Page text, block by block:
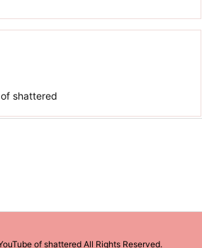
of shattered All Rights Reserved.